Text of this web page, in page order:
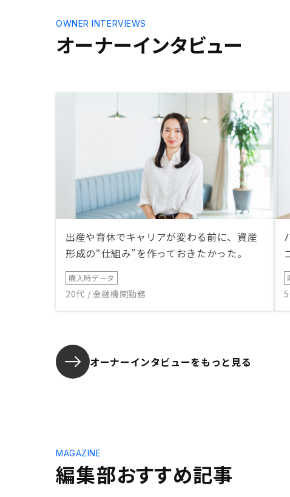
オーナーインタビュー
OWNER INTERVIEWS
出産や育休でキャリアが変わる前に、資産
形成の“仕組み”を作っておきたかった。
購入時データ
20代 / 金融機関勤務
オーナーインタビューをもっと見る
編集部おすすめ記事
MAGAZINE